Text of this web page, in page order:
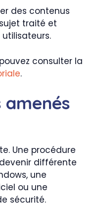
des contenus
traité et
consulter la
.
amenés
Une procédure
différente
une
ou une
sécurité.